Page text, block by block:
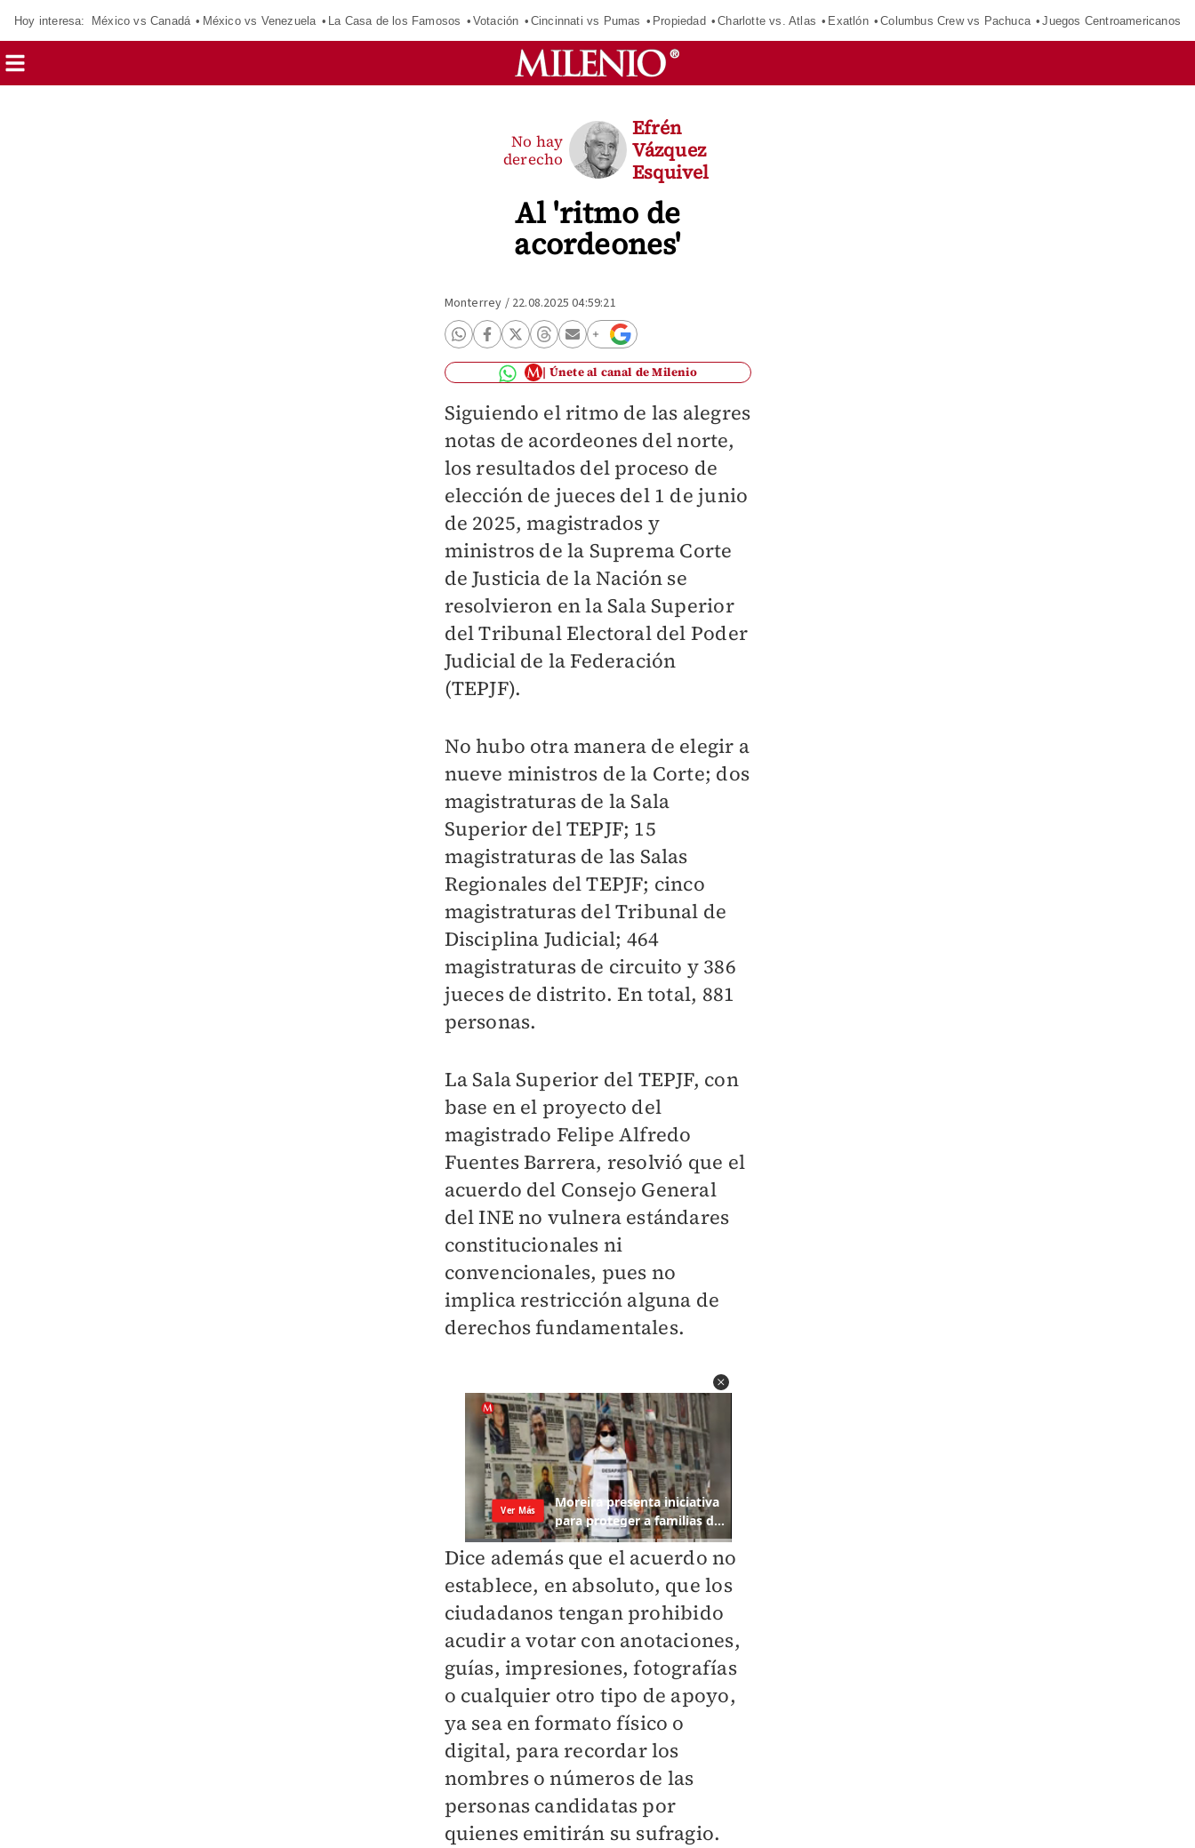
Hoy interesa: México vs Canadá México vs Venezuela La Casa de los Famosos Votación Cincinnati vs Pumas Propiedad Charlotte vs. Atlas Exatlón Columbus Crew vs Pachuca Juegos Centroamericanos
Al 'ritmo de
acordeones'
No hay
derecho
Efrén
Vázquez
Esquivel
Monterrey / 22.08.2025 04:59:21
Únete al canal de Milenio
Siguiendo el ritmo de las alegres
notas de acordeones del norte,
los resultados del proceso de
elección de jueces del 1 de junio
de 2025, magistrados y
ministros de la Suprema Corte
de Justicia de la Nación se
resolvieron en la Sala Superior
del Tribunal Electoral del Poder
Judicial de la Federación
(TEPJF).
No hubo otra manera de elegir a
nueve ministros de la Corte; dos
magistraturas de la Sala
Superior del TEPJF; 15
magistraturas de las Salas
Regionales del TEPJF; cinco
magistraturas del Tribunal de
Disciplina Judicial; 464
magistraturas de circuito y 386
jueces de distrito. En total, 881
personas.
La Sala Superior del TEPJF, con
base en el proyecto del
magistrado Felipe Alfredo
Fuentes Barrera, resolvió que el
acuerdo del Consejo General
del INE no vulnera estándares
constitucionales ni
convencionales, pues no
implica restricción alguna de
derechos fundamentales.
Dice además que el acuerdo no
establece, en absoluto, que los
ciudadanos tengan prohibido
acudir a votar con anotaciones,
guías, impresiones, fotografías
o cualquier otro tipo de apoyo,
ya sea en formato físico o
digital, para recordar los
nombres o números de las
personas candidatas por
quienes emitirán su sufragio.